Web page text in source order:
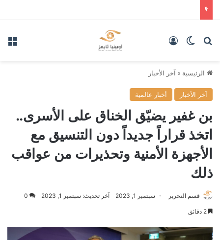
بحث عنالوضع المظلم
الرئيسية » آخر الأخبار
آخر الأخبار أخبار عالمية
بن غفير يضيّق الخناق على الأسرى..
اتخذ قراراً جديداً دون التنسيق مع
الأجهزة الأمنية وتحذيرات من عواقب
ذلك
قسم التحرير سبتمبر 1, 2023 آخر تحديث: سبتمبر 1, 2023 0